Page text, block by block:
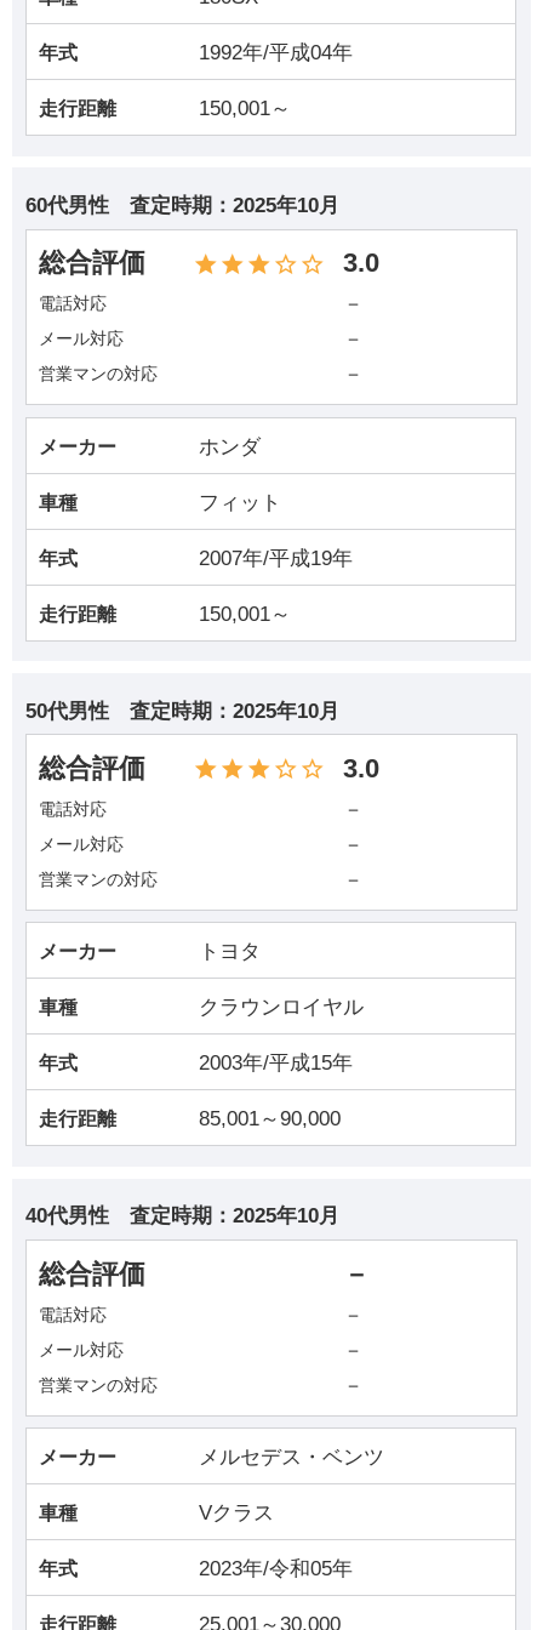
年式 1992年/平成04年
走行距離 150,001～
60代男性 査定時期： 2025年10月
総合評価 3.0
電話対応 －
メール対応 －
営業マンの対応 －
メーカー ホンダ
車種 フィット
年式 2007年/平成19年
走行距離 150,001～
50代男性 査定時期： 2025年10月
総合評価 3.0
電話対応 －
メール対応 －
営業マンの対応 －
メーカー トヨタ
車種 クラウンロイヤル
年式 2003年/平成15年
走行距離 85,001～90,000
40代男性 査定時期： 2025年10月
総合評価 －
電話対応 －
メール対応 －
営業マンの対応 －
メーカー メルセデス・ベンツ
車種 Vクラス
年式 2023年/令和05年
走行距離 25,001～30,000